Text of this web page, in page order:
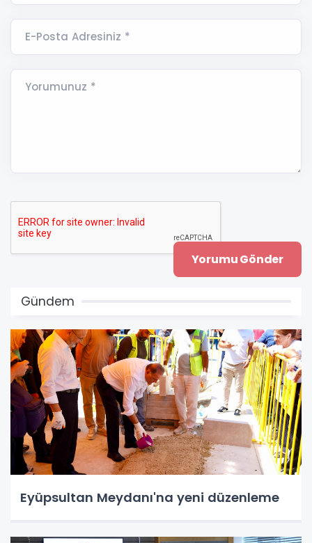
E-Posta Adresiniz *
Yorumunuz *
Gündem
Eyüpsultan Meydanı'na yeni düzenleme